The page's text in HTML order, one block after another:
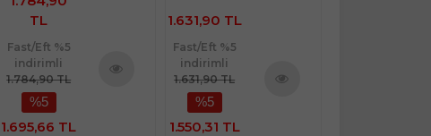
1.631,90 TL
Fast/Eft %5
indirimli
1.631,90 TL
%5
1.550,31 TL
744,90 TL
Fast/Eft %5
indirimli
744,90 TL
%5
707,66 TL